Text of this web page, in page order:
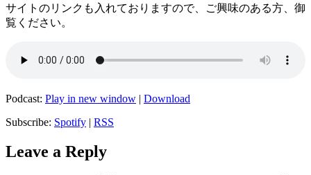
サイトのリンクも入れておりますので、ご興味のある方、御
覧ください。
Podcast: Play in new window | Download
Subscribe: Spotify | RSS
Leave a Reply